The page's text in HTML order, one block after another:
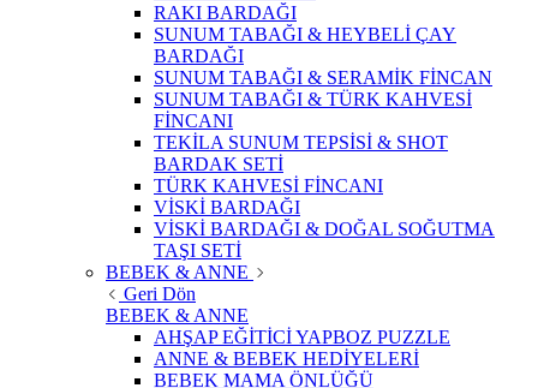
RAKI BARDAĞI
SUNUM TABAĞI & HEYBELİ ÇAY
BARDAĞI
SUNUM TABAĞI & SERAMİK FİNCAN
SUNUM TABAĞI & TÜRK KAHVESİ
FİNCANI
TEKİLA SUNUM TEPSİSİ & SHOT
BARDAK SETİ
TÜRK KAHVESİ FİNCANI
VİSKİ BARDAĞI
VİSKİ BARDAĞI & DOĞAL SOĞUTMA
TAŞI SETİ
BEBEK & ANNE
Geri Dön
BEBEK & ANNE
AHŞAP EĞİTİCİ YAPBOZ PUZZLE
ANNE & BEBEK HEDİYELERİ
BEBEK MAMA ÖNLÜĞÜ